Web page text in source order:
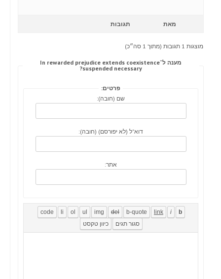
מאת תגובות
מוצגות 1 תגובות (מתוך 1 סה״כ)
מענה ל־In rewarded prejudice extends coexistence
suspended necessary?
פרטים:
שם (חובה):
דוא"ל (לא יפורסם) (חובה):
אתר: